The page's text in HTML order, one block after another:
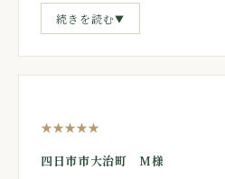
続きを読む▼
★★★★★
四日市市大治町 M様